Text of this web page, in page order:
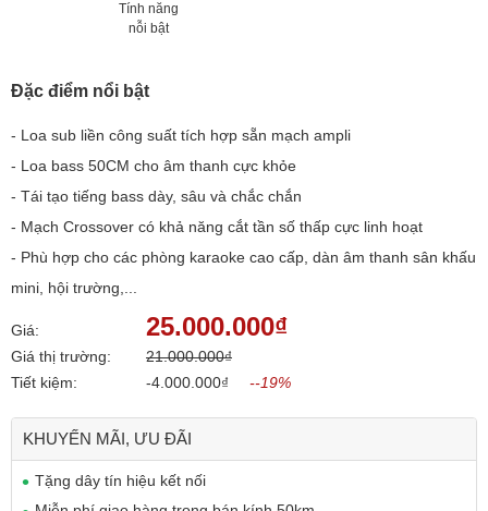
Tính năng
nỗi bật
Đặc điểm nổi bật
- Loa sub liền công suất tích hợp sẵn mạch ampli
- Loa bass 50CM cho âm thanh cực khỏe
- Tái tạo tiếng bass dày, sâu và chắc chắn
- Mạch Crossover có khả năng cắt tần số thấp cực linh hoạt
- Phù hợp cho các phòng karaoke cao cấp, dàn âm thanh sân khấu
mini, hội trường,...
Giá: 25.000.000₫
Giá thị trường:
21.000.000₫
Tiết kiệm:
-4.000.000₫ --19%
KHUYẾN MÃI, ƯU ĐÃI
Tặng dây tín hiệu kết nối